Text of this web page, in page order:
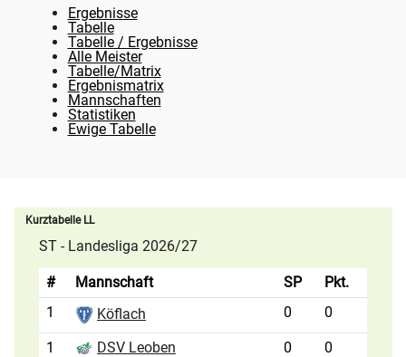
Ergebnisse
Tabelle
Tabelle / Ergebnisse
Alle Meister
Tabelle/Matrix
Ergebnismatrix
Mannschaften
Statistiken
Ewige Tabelle
Kurztabelle LL
ST - Landesliga 2026/27
# Mannschaft SP
Pkt.
1
Köflach 0 0
1 DSV Leoben 0
0